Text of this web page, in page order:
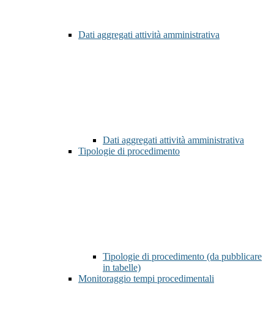
Dati aggregati attività amministrativa
Dati aggregati attività amministrativa
Tipologie di procedimento
Tipologie di procedimento (da pubblicare
in tabelle)
Monitoraggio tempi procedimentali